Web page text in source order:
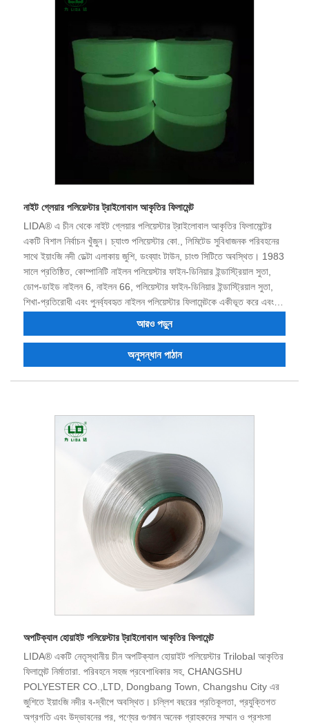
নাইট গ্লেয়ার পলিয়েস্টার ট্রাইলোবাল আকৃতির ফিলামেন্ট
LIDA® এ চীন থেকে নাইট গ্লেয়ার পলিয়েস্টার ট্রাইলোবাল আকৃতির ফিলামেন্টের
একটি বিশাল নির্বাচন খুঁজুন। চ্যাংশু পলিয়েস্টার কো., লিমিটেড সুবিধাজনক পরিবহনের
সাথে ইয়াংজি নদী ডেল্টা এলাকায় জুশি, ডংব্যাং টাউন, চাংশু সিটিতে অবস্থিত। 1983
সালে প্রতিষ্ঠিত, কোম্পানিটি নাইলন পলিয়েস্টার ফাইন-ডিনিয়ার ইন্ডাস্ট্রিয়াল সুতা,
ডোপ-ডাইড নাইলন 6, নাইলন 66, পলিয়েস্টার ফাইন-ডিনিয়ার ইন্ডাস্ট্রিয়াল সুতা,
শিখা-প্রতিরোধী এবং পুনর্ব্যবহৃত নাইলন পলিয়েস্টার ফিলামেন্টকে একীভূত করে এবং
আরও পড়ুন
অনুসন্ধান পাঠান
অপটিক্যাল হোয়াইট পলিয়েস্টার ট্রাইলোবাল আকৃতির ফিলামেন্ট
LIDA® একটি নেতৃস্থানীয় চীন অপটিক্যাল হোয়াইট পলিয়েস্টার Trilobal আকৃতির
ফিলামেন্ট নির্মাতারা. পরিবহনে সহজ প্রবেশাধিকার সহ, CHANGSHU
POLYESTER CO.,LTD, Dongbang Town, Changshu City এর
জুশিতে ইয়াংজি নদীর ব-দ্বীপে অবস্থিত। চল্লিশ বছরের প্রতিকূলতা, প্রযুক্তিগত
অগ্রগতি এবং উদ্ভাবনের পর, পণ্যের গুণমান অনেক গ্রাহকদের সম্মান ও প্রশংসা